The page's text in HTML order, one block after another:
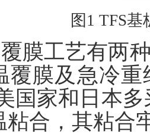
图1 TFS
膜工艺有两
覆膜及急冷
国家和日本
粘合，其粘合